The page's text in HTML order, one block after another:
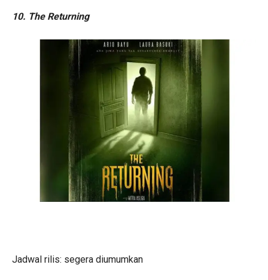
10. The Returning
Jadwal rilis: segera diumumkan